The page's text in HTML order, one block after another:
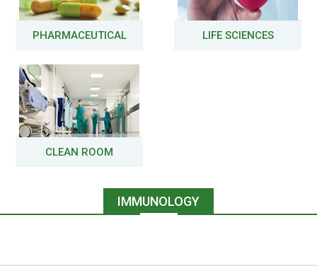
PHARMACEUTICAL LIFE SCIENCES
CLEAN ROOM
IMMUNOLOGY